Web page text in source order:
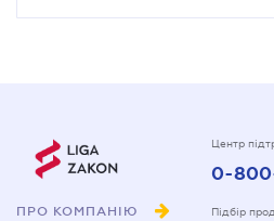
ПРО КОМПАНІЮ
Центр
0-
Підбір